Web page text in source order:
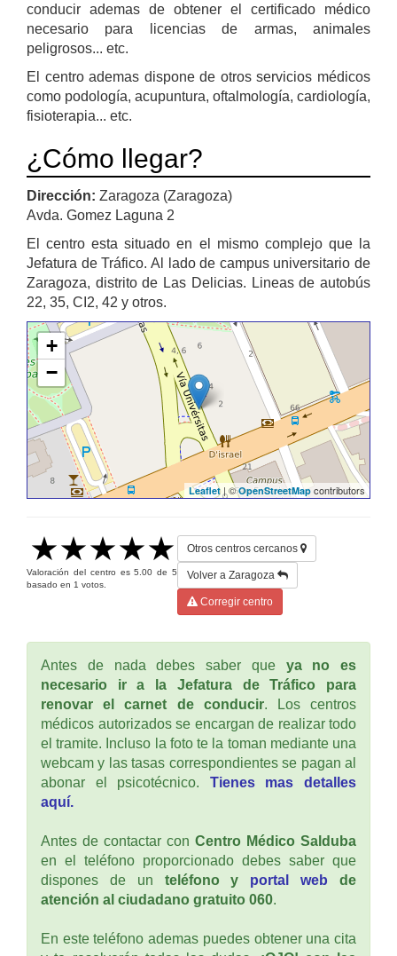
conducir ademas de obtener el certificado médico
necesario para licencias de armas, animales
peligrosos... etc.
El centro ademas dispone de otros servicios médicos
como podología, acupuntura, oftalmología, cardiología,
fisioterapia... etc.
¿Cómo llegar?
Dirección: Zaragoza (Zaragoza)
Avda. Gomez Laguna 2
El centro esta situado en el mismo complejo que la
Jefatura de Tráfico. Al lado de campus universitario de
Zaragoza, distrito de Las Delicias. Lineas de autobús
22, 35, CI2, 42 y otros.
+
−
Leaflet | ©OpenStreetMap contributors
Valoración del centro es5.00 de5
basado en 1 votos.
Otros centros cercanos
Volver a Zaragoza
Corregir centro
Antes de nada debes saber que ya no es
necesario ir a la Jefatura de Tráfico para
renovar el carnet de conducir. Los centros
médicos autorizados se encargan de realizar todo
el tramite. Incluso la foto te la toman mediante una
webcam y las tasas correspondientes se pagan al
abonar el psicotécnico. Tienes mas detalles
aquí.
Antes de contactar con Centro Médico Salduba
en el teléfono proporcionado debes saber que
dispones de un teléfono y portal web de
atención al ciudadano gratuito 060.
En este teléfono ademas puedes obtener una cita